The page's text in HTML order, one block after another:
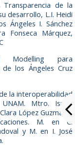
de la
desarrollo, L.I. Heidi
Ángeles I. Sánchez
Fonseca Márquez,
Modelling para
de los Ángeles Cruz
la interoperabilidad
Mtro. Israel
Clara López Guzmán.
. M. en C.
y M. en I. José
.